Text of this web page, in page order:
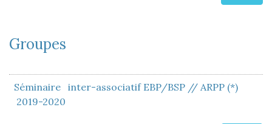
Groupes
Séminaire inter-associatif EBP/BSP // ARPP (*)
2019-2020